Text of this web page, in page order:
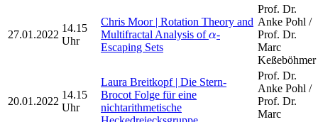
27.01.2022
14.15
Uhr
Chris Moor | Rotation Theory and
Multifractal Analysis ofα
α-
Escaping Sets
Prof. Dr.
Anke Pohl /
Prof. Dr.
Marc
Keßeböhmer
20.01.2022
14.15
Uhr
Laura Breitkopf | Die Stern-
Brocot Folge für eine
nichtarithmetische
Prof. Dr.
Anke Pohl /
Prof. Dr.
Marc